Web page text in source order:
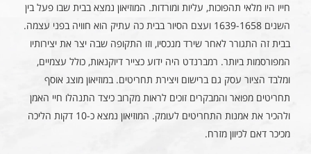
חייו היו מלאי תהפוכות, עליות ומורדות. המוזיאון נמצא בבית שבו פעל בין
השנים 1639-1658 ועצם הסיור בבית כה עתיק הוא חוויה בפני עצמה.
בבית זה התגורר לאחר שירד מנכסיו, וזו התקופה שבה יצר את יצירותיו
המפורסמות ביותר. רמברנדט היה ידוע כצייר דיוקנאות, כולל עצמיים,
ומלבד הציור עסק גם ברישום ויצירת תחריטים. במוזיאון מוצג אוסף
תחריטים מפואר והמבקרים זוכים לראות מקרוב כיצד התנהלו חיי האמן
ולהכיר את אמנות התחריטים לעומק. המוזיאון נמצא כ-10 דקות הליכה
מכיכר דאם לכיוון מזרח.